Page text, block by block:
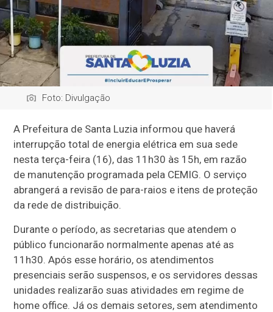
Foto: Divulgação
A Prefeitura de Santa Luzia informou que haverá
interrupção total de energia elétrica em sua sede
nesta terça-feira (16), das 11h30 às 15h, em razão
de manutenção programada pela CEMIG. O serviço
abrangerá a revisão de para-raios e itens de proteção
da rede de distribuição.
Durante o período, as secretarias que atendem o
público funcionarão normalmente apenas até as
11h30. Após esse horário, os atendimentos
presenciais serão suspensos, e os servidores dessas
unidades realizarão suas atividades em regime de
home office. Já os demais setores, sem atendimento